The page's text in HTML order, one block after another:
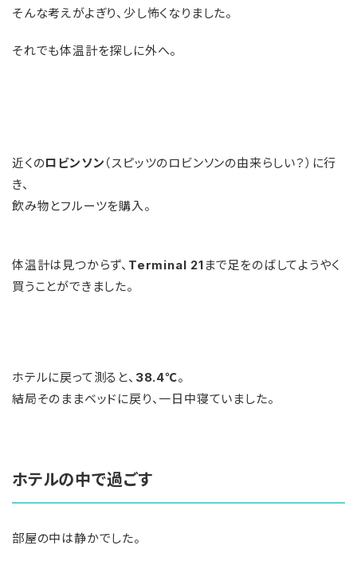
そんな考えがよぎり、少し怖くなりました。
それでも体温計を探しに外へ。
近くのロビンソン （スピッツのロビンソンの由来らしい？）に行
き、
飲み物とフルーツを購入。
体温計は見つからず、 Terminal 21 まで足をのばしてようやく
買うことができました。
ホテルに戻って測ると、 38.4℃。
結局そのままベッドに戻り、一日中寝ていました。
ホテルの中で過ごす
部屋の中は静かでした。